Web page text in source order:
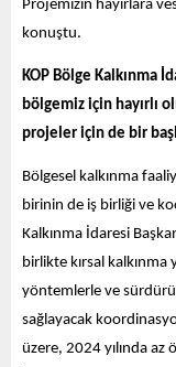
Projemizin hayırlara
konuştu.
KOP Bölge Kalkınma
bölgemiz için hayırlı
projeler için de bir
Bölgesel kalkınma
birinin de iş birliği ve
Kalkınma İdaresi
birlikte kırsal
yöntemlerle ve
sağlayacak
üzere, 2024 yılında az